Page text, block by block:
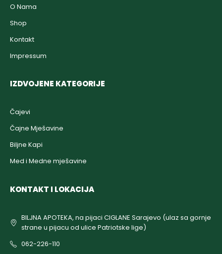
O Nama
Shop
Kontakt
Impressum
IZDVOJENE KATEGORIJE
Čajevi
Čajne Mješavine
Biljne Kapi
Med i Medne mješavine
KONTAKT I LOKACIJA
BILJNA APOTEKA, na pijaci CIGLANE Sarajevo (ulaz sa gornje
strane u pijacu od ulice Patriotske lige)
062-226-110